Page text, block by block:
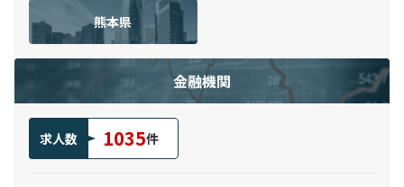
熊本県
金融機関
求人数 1035件